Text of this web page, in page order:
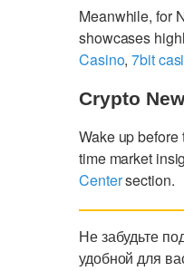
Meanwhile, for
showcases
Casino,7bit
Crypto
Wake up
time market
Centersection.
Не забудьте
удобной для